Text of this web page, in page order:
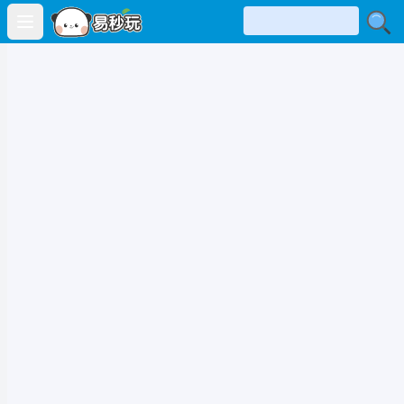
Open main menu